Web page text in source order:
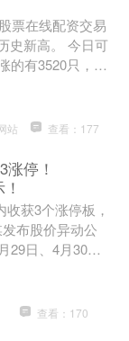
票在线配资交易
史新高。 今日可
的有3520只，占
只，占比
站 查看：177
停！
获3个涨停板，
布股价异动公
29日、4月30
易日收盘价格涨
查看：170